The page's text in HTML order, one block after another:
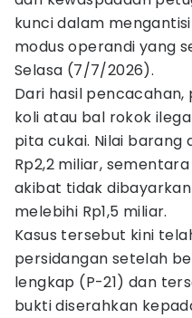
kunci dalam
modus operandi yang
Selasa (7/7/2026).
Dari hasil
koli atau bal rokok
pita cukai. Nilai
Rp2,2 miliar,
akibat tidak
melebihi Rp1,5 miliar.
Kasus tersebut kini
persidangan setelah
lengkap (P-21) dan
bukti diserahkan